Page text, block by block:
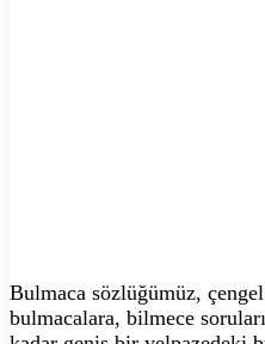
Bulmaca sözlüğümüz,
bulmacalara, bilmece